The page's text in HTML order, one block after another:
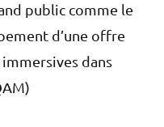
public comme le
d’une offre
dans